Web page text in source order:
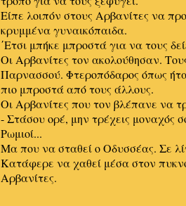
Είπε λοιπόν στους Αρβανίτες να
κρυμμένα γυναικόπαιδα.
΄Ετσι μπήκε μπροστά για να τους
Οι Αρβανίτες τον ακολούθησαν.
Παρνασσού. Φτεροπόδαρος όπως
πιο μπροστά από τους άλλους.
Οι Αρβανίτες που τον βλέπανε να
- Στάσου ορέ, μην τρέχεις μοναχός
Ρωμιοί...
Μα που να σταθεί ο Οδυσσέας. Σε
Κατάφερε να χαθεί μέσα στον
Αρβανίτες.